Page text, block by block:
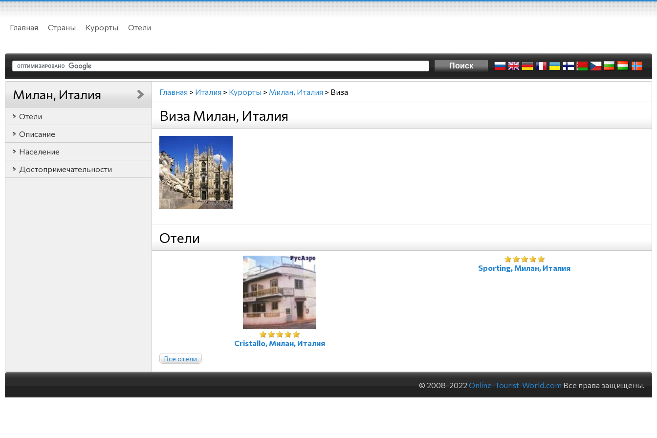
Главная Страны Курорты Отели
Милан, Италия
Отели
Описание
Население
Достопримечательности
Главная > Италия > Курорты > Милан, Италия > Виза
Виза Милан, Италия
Отели
Cristallo, Милан, Италия
Sporting, Милан, Италия
Все отели
© 2008-2022 Online-Tourist-World.com Все права защищены.